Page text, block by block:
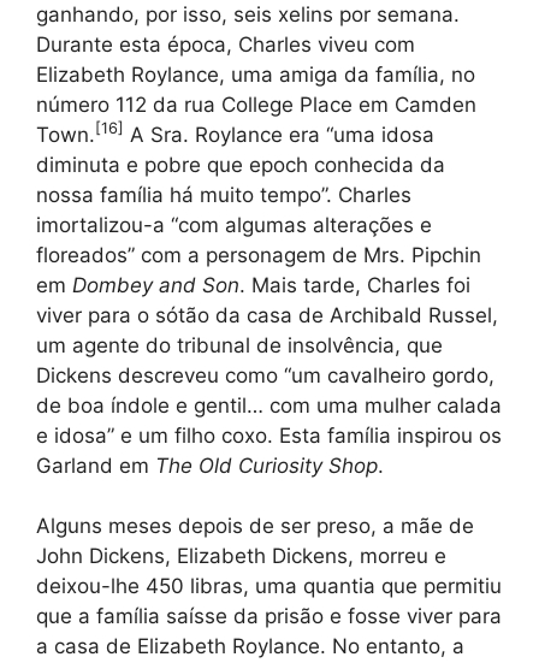
ganhando, por isso, seis xelins por semana.
Durante esta época, Charles viveu com
Elizabeth Roylance, uma amiga da família, no
número 112 da rua College Place em Camden
Town. [16] A Sra. Roylance era “uma idosa
diminuta e pobre que epoch conhecida da
nossa família há muito tempo”. Charles
imortalizou-a “com algumas alterações e
floreados” com a personagem de Mrs. Pipchin
em Dombey and Son. Mais tarde, Charles foi
viver para o sótão da casa de Archibald Russel,
um agente do tribunal de insolvência, que
Dickens descreveu como “um cavalheiro gordo,
de boa índole e gentil… com uma mulher calada
e idosa” e um filho coxo. Esta família inspirou os
Garland em The Old Curiosity Shop.
Alguns meses depois de ser preso, a mãe de
John Dickens, Elizabeth Dickens, morreu e
deixou-lhe 450 libras, uma quantia que permitiu
que a família saísse da prisão e fosse viver para
a casa de Elizabeth Roylance. No entanto, a